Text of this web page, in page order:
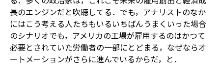
長のエンジンだと吹聴してる．でも，アナリストのなか
にはこう考える人たちもいる――いちばんうまくいった場合
のシナリオでも，アメリカの工場が雇用するのはかつて
必要とされていた労働者の一部にとどまる，なぜならオ
ートメーションがさらに進んでいるからだ，と．